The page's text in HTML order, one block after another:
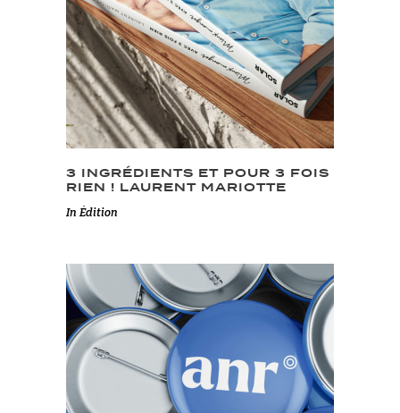
3 INGRÉDIENTS ET POUR 3 FOIS
RIEN ! LAURENT MARIOTTE
In Édition